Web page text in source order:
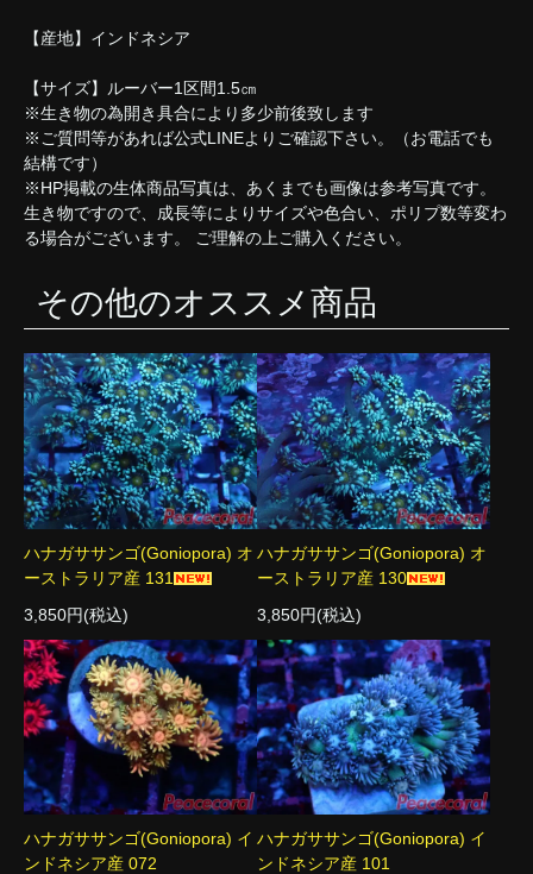
【産地】インドネシア
【サイズ】ルーバー1区間1.5㎝
※生き物の為開き具合により多少前後致します
※ご質問等があれば公式LINEよりご確認下さい。（お電話でも
結構です）
※HP掲載の生体商品写真は、あくまでも画像は参考写真です。
生き物ですので、成長等によりサイズや色合い、ポリプ数等変わ
る場合がございます。 ご理解の上ご購入ください。
その他のオススメ商品
ハナガササンゴ(Goniopora) オ
ーストラリア産 131
3,850円(税込)
ハナガササンゴ(Goniopora) オ
ーストラリア産 130
3,850円(税込)
ハナガササンゴ(Goniopora) イ
ンドネシア産 072
ハナガササンゴ(Goniopora) イ
ンドネシア産 101